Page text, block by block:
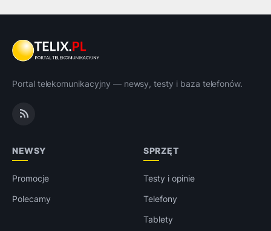
Portal telekomunikacyjny — newsy, testy i baza telefonów.
NEWSY
Promocje
Polecamy
SPRZĘT
Testy i opinie
Telefony
Tablety